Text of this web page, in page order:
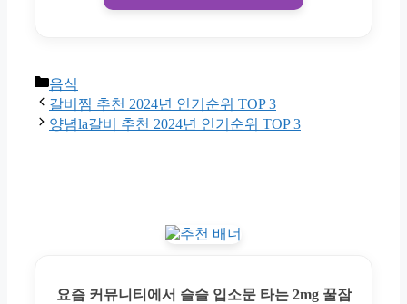
Categories
음식
갈비찜 추천 2024년 인기순위 TOP 3
양념la갈비 추천 2024년 인기순위 TOP 3
요즘 커뮤니티에서 슬슬 입소문 타는 2mg 꿀잠